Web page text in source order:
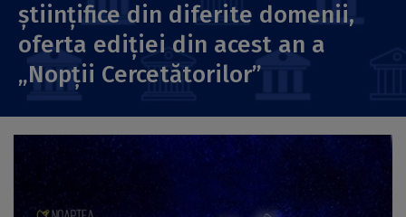
științifice din diferite domenii,
oferta ediției din acest an a
„Nopții Cercetătorilor”